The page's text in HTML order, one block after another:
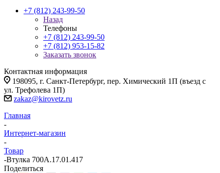
+7 (812) 243-99-50
Назад
Телефоны
+7 (812) 243-99-50
+7 (812) 953-15-82
Заказать звонок
Контактная информация
198095, г. Санкт-Петербург, пер. Химический 1П (въезд с
ул. Трефолева 1П)
zakaz@kirovetz.ru
Главная
-
Интернет-магазин
-
Товар
-Втулка 700А.17.01.417
Поделиться